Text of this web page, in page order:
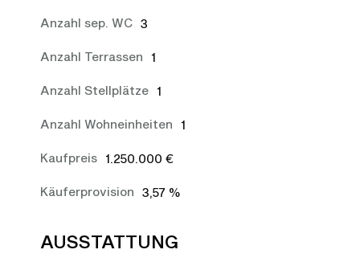
Anzahl sep. WC 3
Anzahl Terrassen 1
Anzahl Stellplätze 1
Anzahl Wohneinheiten 1
Kaufpreis 1.250.000 €
Käuferprovision 3,57 %
AUSSTATTUNG